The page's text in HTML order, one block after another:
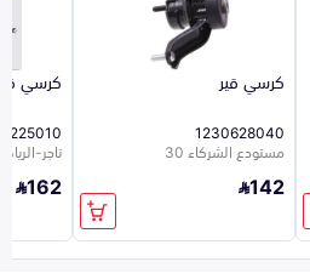
كرسي قير
1230628040
مستودع الشركاء 30
142
كرسي
تاجر-الرياض-
162